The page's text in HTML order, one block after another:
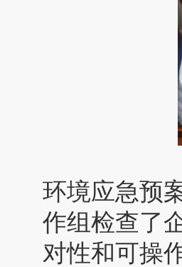
环境应急预
作组检查了
对性和可操